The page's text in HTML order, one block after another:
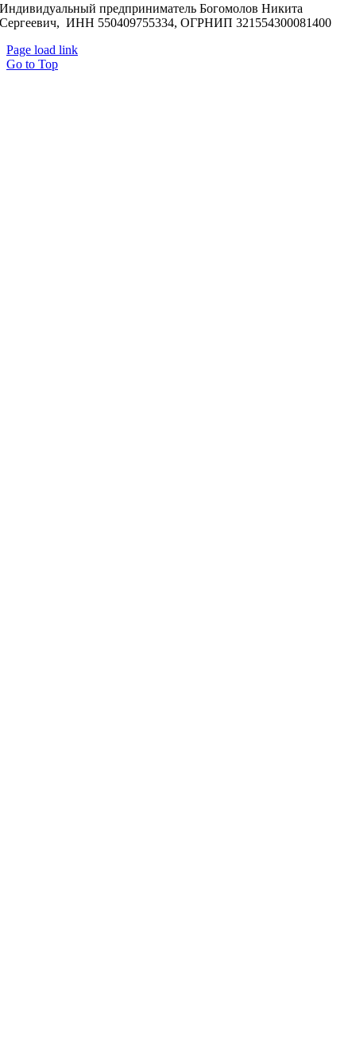
Индивидуальный предприниматель Богомолов Никита
Сергеевич, ИНН 550409755334, ОГРНИП 321554300081400
Page load link
Go to Top